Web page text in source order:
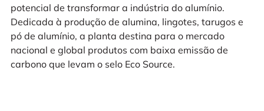
potencial de transformar a indústria do alumínio.
Dedicada à produção de alumina, lingotes, tarugos e
pó de alumínio, a planta destina para o mercado
nacional e global produtos com baixa emissão de
carbono que levam o selo Eco Source.